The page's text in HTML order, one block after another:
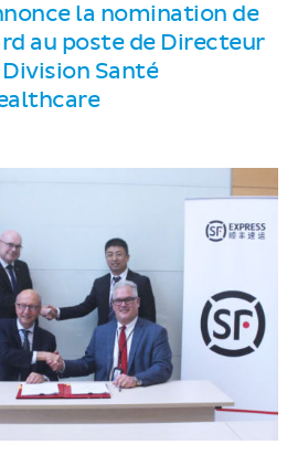
la nomination de
au poste de Directeur
Santé